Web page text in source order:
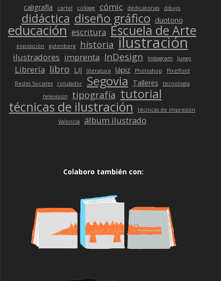
caligrafía cartel collage cómic dedicatorias dibujo
didáctica diseño gráfico duotono
educación escritura Escuela de Arte
exposición gutenberg historia ilustración
ilustradores imprenta InDesign Instagram Juego
Librería libro LIJ literatura lápiz Photoshop
Pixelfont
Redes Sociales
rotulador Segovia Talleres
tecnología
televisión
tipografía tutorial
técnicas de ilustración
técnicas de impresión
Valencia
álbum ilustrado
Colaboro también con: